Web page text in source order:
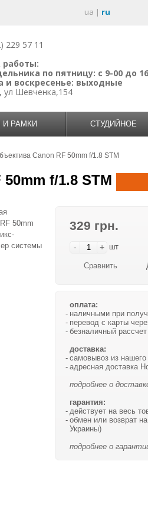
ua | ru
229 57 11
работы:
по пятницу: с 9-00 до
и воскресенье: выходные
ул Шевченка,154
РАМКИ СТУДИЙНОЕ
Canon RF 50mm f/1.8 STM
f/1.8 STM
329 грн.
- + шт
Сравнить
оплата:
наличными при
перевод с карты
безналичный рассчет
доставка:
самовывоз из
адресная доставка
подробнее о
гарантия:
действует на весь
обмен или возврат
Украины)
подробнее о
50mm
системы